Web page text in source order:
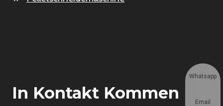
In Kontakt Kommen
Whatsapp
Email